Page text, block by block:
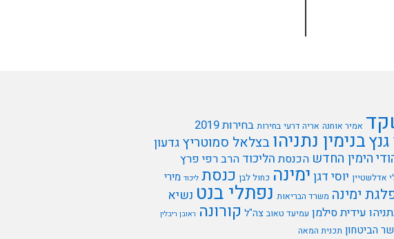
אמיר אוחנה אריה דרעי בחירות בחירות 2019
גנץבנימין נתניהובצלאל סמוטריץ גדעון
הימין החדש הכנסת הליכוד הרב רפי פרץ
אדלשטיין יוסי דגן ימינה כחול לבן כנסת ליכוד מירי
ימינה משרד הבריאות נפתלי בנט נשיא
עידית סילמן עמיעד טאוב צה"ל קורונה ראובן ריבלין
שר הביטחון תכנית המאה